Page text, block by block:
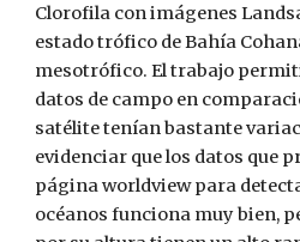
Clorofila con imágenes
estado trófico de Bahía
mesotrófico. El trabajo
datos de campo en
satélite tenían bastante
evidenciar que los datos que
página worldview para
océanos funciona muy bien,